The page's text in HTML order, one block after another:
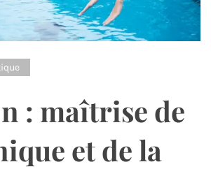
: maîtrise de
et de la